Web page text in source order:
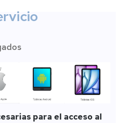
para el acceso al